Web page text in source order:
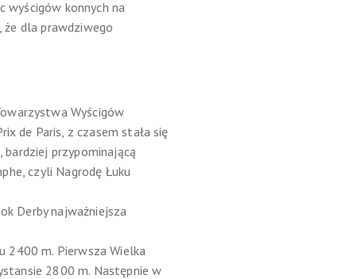
wyścigów konnych na
że dla prawdziwego
Wyścigów
de Paris, z czasem stała się
przypominającą
czyli Nagrodę Łuku
Derby najważniejsza
2400 m. Pierwsza Wielka
2800 m. Następnie w